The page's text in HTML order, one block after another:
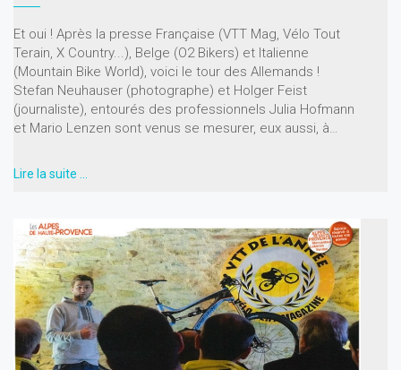
Et oui ! Après la presse Française (VTT Mag, Vélo Tout
Terain, X Country...), Belge (O2 Bikers) et Italienne
(Mountain Bike World), voici le tour des Allemands !
Stefan Neuhauser (photographe) et Holger Feist
(journaliste), entourés des professionnels Julia Hofmann
et Mario Lenzen sont venus se mesurer, eux aussi, à…
Lire la suite …